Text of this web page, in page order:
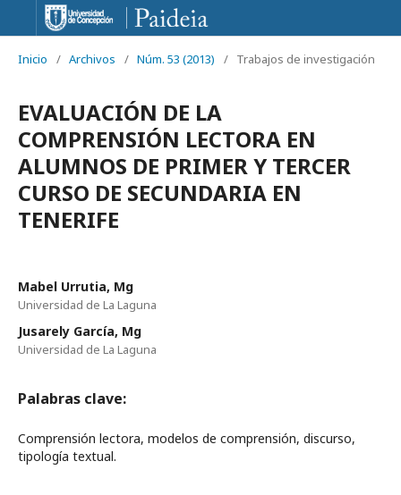
Inicio / Archivos / Núm. 53 (2013) / Trabajos de investigación
EVALUACIÓN DE LA
COMPRENSIÓN LECTORA EN
ALUMNOS DE PRIMER Y TERCER
CURSO DE SECUNDARIA EN
TENERIFE
Mabel Urrutia, Mg
Universidad de La Laguna
Jusarely García, Mg
Universidad de La Laguna
Palabras clave:
Comprensión lectora, modelos de comprensión, discurso,
tipología textual.